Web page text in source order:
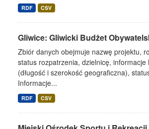
RDF CSV
Gliwice: Gliwicki Budżet
Zbiór danych obejmuje nazwę projektu,
status rozpatrzenia, dzielnicę, informacje
(długość i szerokość geograficzna),
Informacje...
RDF CSV